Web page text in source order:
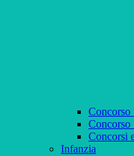
Concorsi
Infanzia